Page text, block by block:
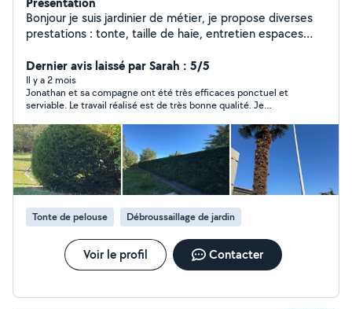
Bonjour je suis jardinier de métier, je propose diverses
prestations : tonte, taille de haie, entretien espaces
nécessaire : tondeuse, tailles haies thermique et
électrique sur perche, élagueuse sur perche,
débroussailleuse, échafaudage, grande remorque etc.
Au plaisir.
Dernier avis laissé par Sarah : 5/5
Il y a 2 mois
Jonathan et sa compagne ont été très efficaces ponctuel et
serviable. Le travail réalisé est de très bonne qualité. Je
Tonte de pelouse Débroussaillage de jardin
Voir le profil Contacter